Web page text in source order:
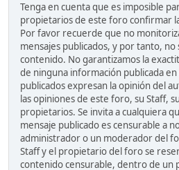
Tenga en cuenta que es imposible
propietarios de este foro confirmar
Por favor recuerde que no
mensajes publicados, y por tanto, no
contenido. No garantizamos la
de ninguna información publicada
publicados expresan la opinión del
las opiniones de este foro, su Staff,
propietarios. Se invita a cualquiera
mensaje publicado es censurable a
administrador o un moderador del
Staff y el propietario del foro se
contenido censurable, dentro de un